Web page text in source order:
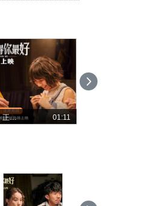
01:11
还是觉得你最好 正片片段